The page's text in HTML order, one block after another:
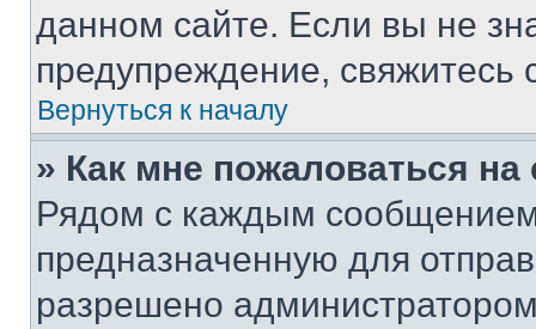
данном сайте. Если вы не
предупреждение,
Вернуться к началу
» Как мне пожаловаться
Рядом с каждым сообщением
предназначенную для
разрешено